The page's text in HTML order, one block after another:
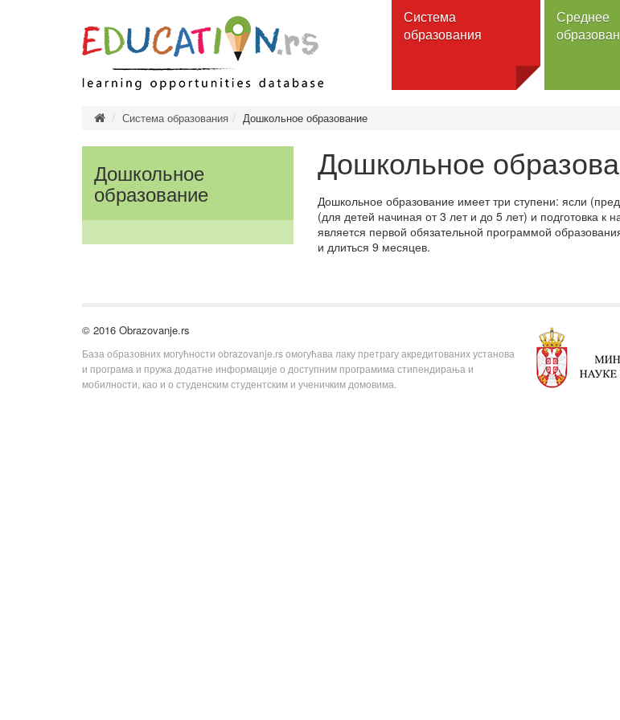
Система
образования
Дошкольное образование
Среднее образование
Типы школ
Высшее образование
Типы высшего образования
Типы высших учебных
заведений
Среднее
Гимназия
Специальнaя школа
Общежитие
Система образования Дошкольное образование
Дошкольное
образование
Дошкольное
Дошкольное образование имеет три ступени: ясли
(для детей начиная от 3 лет и до 5 лет) и подготовка к
является первой обязательной программой
и длиться 9 месяцев.
© 2016 Obrazovanje.rs
База образовних могућности obrazovanje.rs омогућава лаку претрагу акредитованих установа
и програма и пружа додатне информације о доступним програмима стипендирања и
мобилности, као и о студенским студентским и ученичким домовима.